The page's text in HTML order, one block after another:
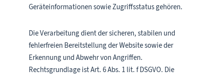
Geräteinformationen sowie Zugriffsstatus gehören.
Die Verarbeitung dient der sicheren, stabilen und
fehlerfreien Bereitstellung der Website sowie der
Erkennung und Abwehr von Angriffen.
Rechtsgrundlage ist Art. 6 Abs. 1 lit. f DSGVO. Die